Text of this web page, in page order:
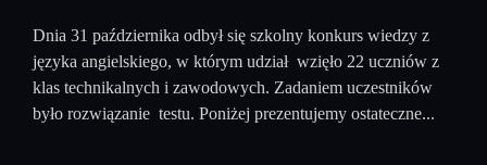
Dnia 31 października odbył się szkolny konkurs wiedzy z
języka angielskiego, w którym udział wzięło 22 uczniów z
klas technikalnych i zawodowych. Zadaniem uczestników
było rozwiązanie testu. Poniżej prezentujemy ostateczne...